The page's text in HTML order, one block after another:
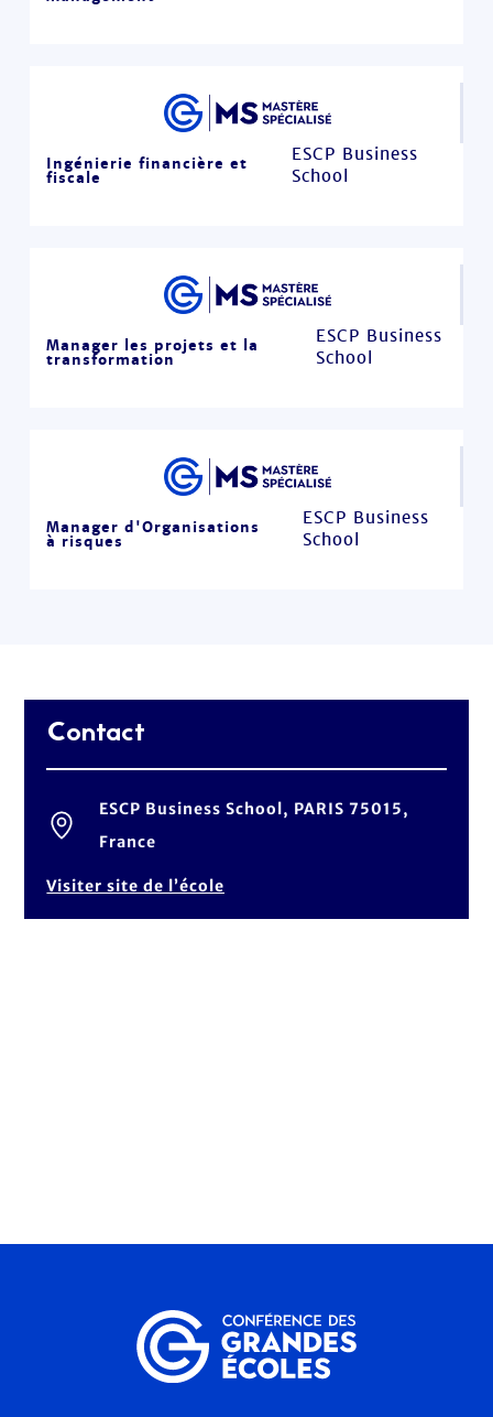
Ingénierie financière et
fiscale
ESCP Business
School
Manager les projets et la
transformation
ESCP Business
School
Manager d'Organisations
à risques
ESCP Business
School
Contact
ESCP Business School, PARIS 75015,
France
Visiter site de l’école